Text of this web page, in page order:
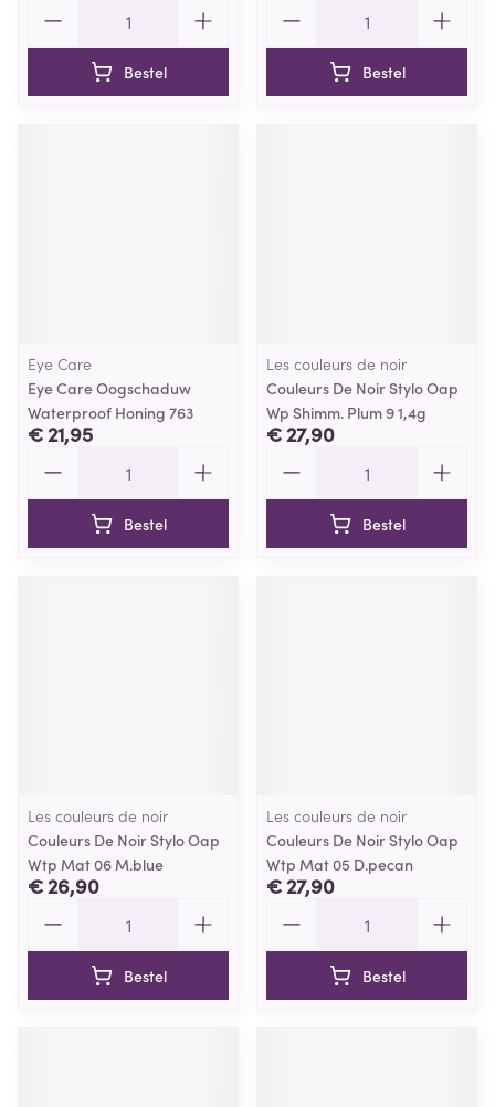
Bestel Bestel
Eye Care
Eye Care Oogschaduw
Waterproof Honing 763
€ 21,95
Bestel
Les couleurs de noir
Couleurs De Noir Stylo Oap
Wp Shimm. Plum 9 1,4g
€ 27,90
Bestel
Les couleurs de noir
Couleurs De Noir Stylo Oap
Wtp Mat 06 M.blue
€ 26,90
Bestel
Les couleurs de noir
Couleurs De Noir Stylo Oap
Wtp Mat 05 D.pecan
€ 27,90
Bestel